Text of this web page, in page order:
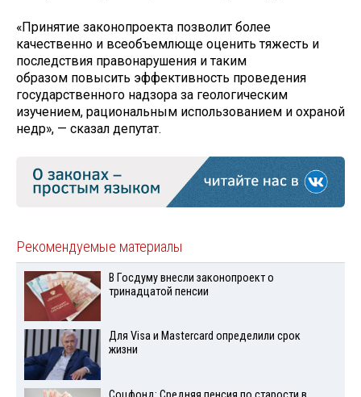
«Принятие законопроекта позволит более
качественно и всеобъемлюще оценить тяжесть и
последствия правонарушения и таким
образом повысить эффективность проведения
государственного надзора за геологическим
изучением, рациональным использованием и охраной
недр», — сказал депутат.
Рекомендуемые материалы
В Госдуму внесли законопроект о
тринадцатой пенсии
Для Visа и Mastercard определили срок
жизни